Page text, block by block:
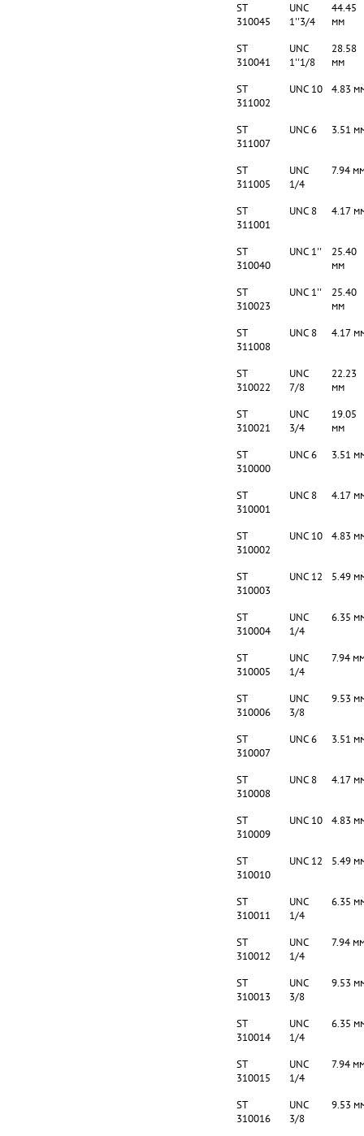
ST
310045
UNC
1''3/4
44.45
мм
ST
310041
UNC
1''1/8
28.58
мм
ST
311002
UNC 10 4.83
ST
311007
UNC 6 3.51
ST
311005
UNC
1/4
7.94
ST
311001
UNC 8 4.17
ST
310040
UNC 1''
25.40
мм
ST
310023
UNC 1''
25.40
мм
ST
311008
UNC 8 4.17
ST
310022
UNC
7/8
22.23
мм
ST
310021
UNC
3/4
19.05
мм
ST
310000
UNC 6 3.51
ST
310001
UNC 8 4.17
ST
310002
UNC 10 4.83
ST
310003
UNC 12 5.49
ST
310004
UNC
1/4
6.35
ST
310005
UNC
1/4
7.94
ST
310006
UNC
3/8
9.53
ST
310007
UNC 6 3.51
ST
310008
UNC 8 4.17
ST
310009
UNC 10 4.83
ST
310010
UNC 12 5.49
ST
310011
UNC
1/4
6.35
ST
310012
UNC
1/4
7.94
ST
310013
UNC
3/8
9.53
ST
310014
UNC
1/4
6.35
ST
310015
UNC
1/4
7.94
ST
310016
UNC
3/8
9.53